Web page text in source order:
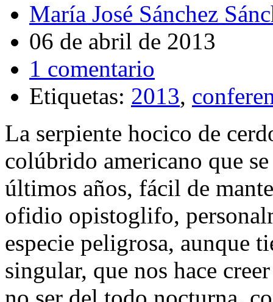
María José Sánchez
06 de abril de 2013
1 comentario
Etiquetas: 2013,
La serpiente hocico de
colúbrido americano que
últimos años, fácil de
ofidio opistoglifo,
especie peligrosa, aunque
singular, que nos hace